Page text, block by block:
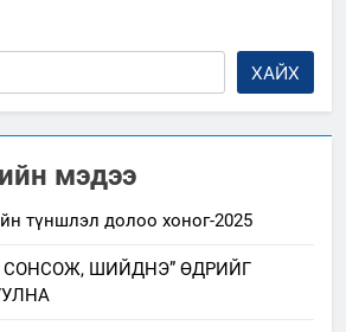
ХАЙХ
мэдээ
түншлэл долоо хоног-2025
СОНСОЖ, ШИЙДНЭ” ӨДРИЙГ